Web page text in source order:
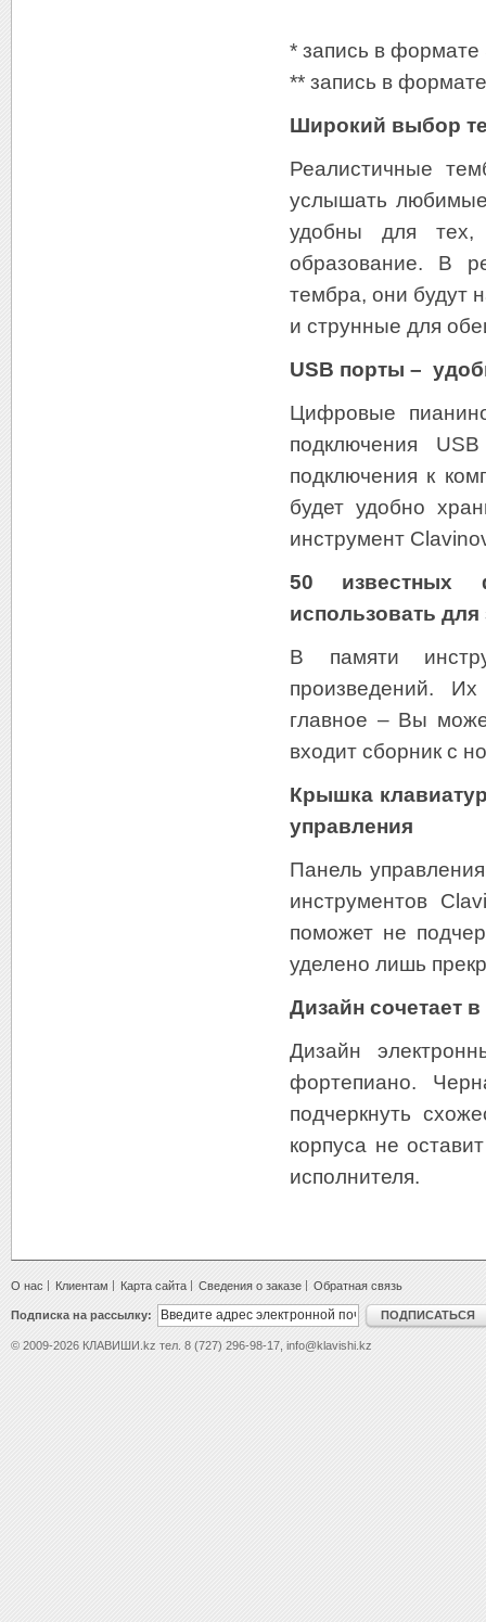
* запись в
** запись в
Широкий выбор
Реалистичные
услышать
удобны для тех,
образование. В
тембра, они будут
и струнные для
USB порты –
Цифровые
подключения
подключения к
будет удобно
инструмент
50 известных
использовать для
В памяти
произведений.
главное – Вы
входит сборник с
Крышка
управления
Панель
инструментов
поможет не
уделено лишь
Дизайн сочетает
Дизайн
фортепиано.
подчеркнуть
корпуса не
исполнителя.
О нас Клиентам Карта сайта Сведения о заказе Обратная связь
Подписка на рассылку: ПОДПИСАТЬСЯ
© 2009-2026 КЛАВИШИ.kz тел. 8 (727) 296-98-17, info@klavishi.kz